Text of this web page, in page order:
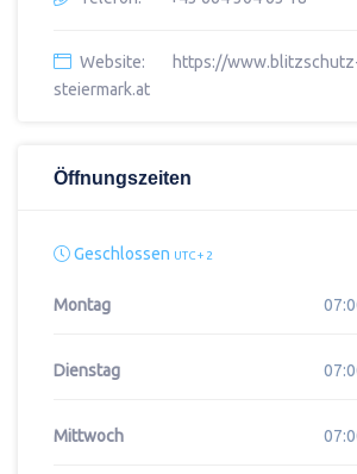
Website:
https://
steiermark.at
Öffnungszeiten
Geschlossen UTC + 2
Montag
Dienstag
Mittwoch